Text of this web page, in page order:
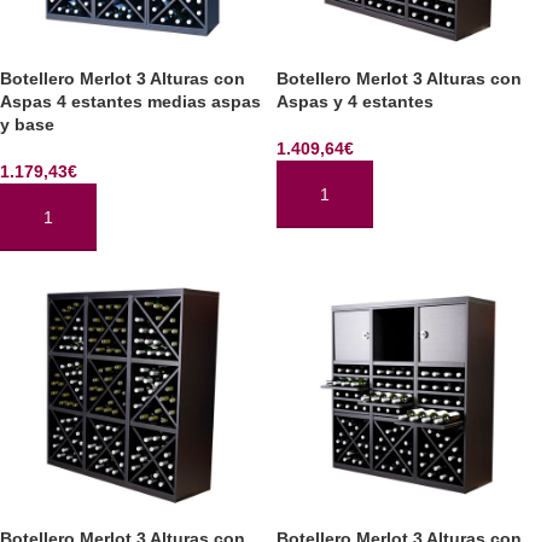
Botellero Merlot 3 Alturas con
Aspas 4 estantes medias aspas
y base
1.179,43€
AÑADIR AL CARRITO
Botellero Merlot 3 Alturas con
Aspas y 4 estantes
1.409,64€
AÑADIR AL CARRITO